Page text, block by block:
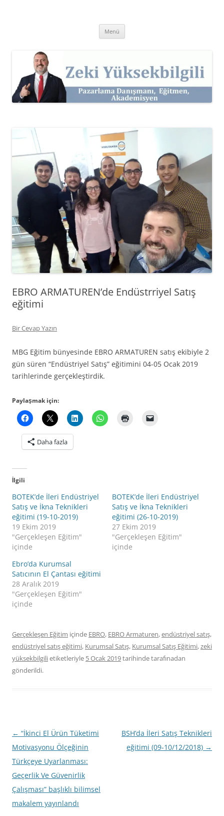
Kişisel Web Sitesi.
Menü
EBRO ARMATUREN’de Endüstrriyel Satış
eğitimi
Bir Cevap Yazın
MBG Eğitim bünyesinde EBRO ARMATUREN satış ekibiyle 2
gün süren “Endüstriyel Satış” eğitimini 04-05 Ocak 2019
tarihlerinde gerçekleştirdik.
Paylaşmak için:
Daha fazla
İlgili
BOTEK’de İleri Endüstriyel
Satış ve İkna Teknikleri
eğitimi (19-10-2019)
19 Ekim 2019
"Gerçekleşen Eğitim"
içinde
BOTEK’de İleri Endüstriyel
Satış ve İkna Teknikleri
eğitimi (26-10-2019)
27 Ekim 2019
"Gerçekleşen Eğitim"
içinde
Ebro’da Kurumsal
Satıcının El Çantası eğitimi
28 Aralık 2019
"Gerçekleşen Eğitim"
içinde
Gerçekleşen Eğitim içinde EBRO, EBRO Armaturen,endüstriyel satış,
endüstriyel satış eğitimi, Kurumsal Satış, Kurumsal Satış Eğitimi,zeki
yüksekbilgilietiketleriyle 5 Ocak 2019tarihindetarafınadan
gönderildi.
Yazı
dolaşımı
← “İkinci El Ürün Tüketimi
Motivasyonu Ölçeğinin
Türkçeye Uyarlanması:
Geçerlik Ve Güvenirlik
Çalışması” başlıklı bilimsel
makalem yayınlandı
BSH’da İleri Satış Teknikleri
eğitimi (09-10/12/2018) →